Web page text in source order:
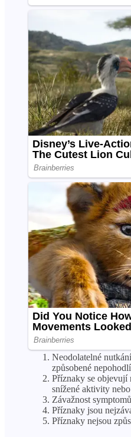
Neodolatelné
způsobené
Příznaky se objevují
snížené aktivity
Závažnost
Příznaky jsou
Příznaky nejsou